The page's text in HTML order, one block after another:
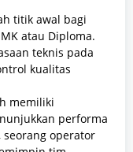
titik awal bagi
atau Diploma.
teknis pada
kualitas
memiliki
performa
operator